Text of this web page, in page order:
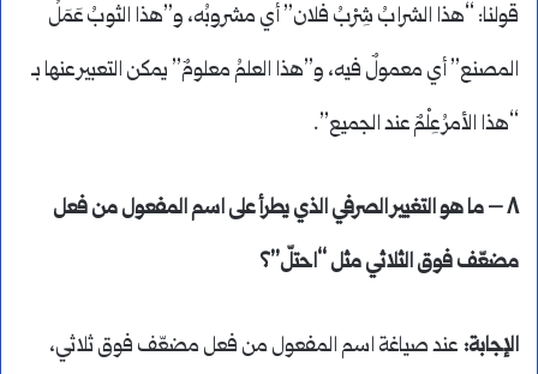
قولنا: “هذا الشرابُ شِرْبُ فلان” أي مشروبُه، و”هذا الثوبُ عَمَلُ
المصنع” أي معمولٌ فيه، و”هذا العلمُ معلومٌ” يمكن التعبير عنها بـ
“هذا الأمرُ عِلْمٌ عند الجميع”.
٨ – ما هو التغيير الصرفي الذي يطرأ على اسم المفعول من فعل
مضعّف فوق الثلاثي مثل “احتلّ”؟
الإجابة: عند صياغة اسم المفعول من فعل مضعّف فوق ثلاثي،